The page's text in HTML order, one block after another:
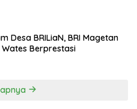
Desa BRILiaN, BRI Magetan
Berprestasi